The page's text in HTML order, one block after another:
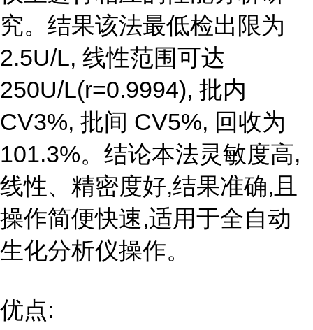
究。结果该法最低检出限为
2.5U/L, 线性范围可达
250U/L(r=0.9994), 批内
CV3%, 批间 CV5%, 回收为
101.3%。结论本法灵敏度高,
线性、精密度好,结果准确,且
操作简便快速,适用于全自动
生化分析仪操作。
优点: